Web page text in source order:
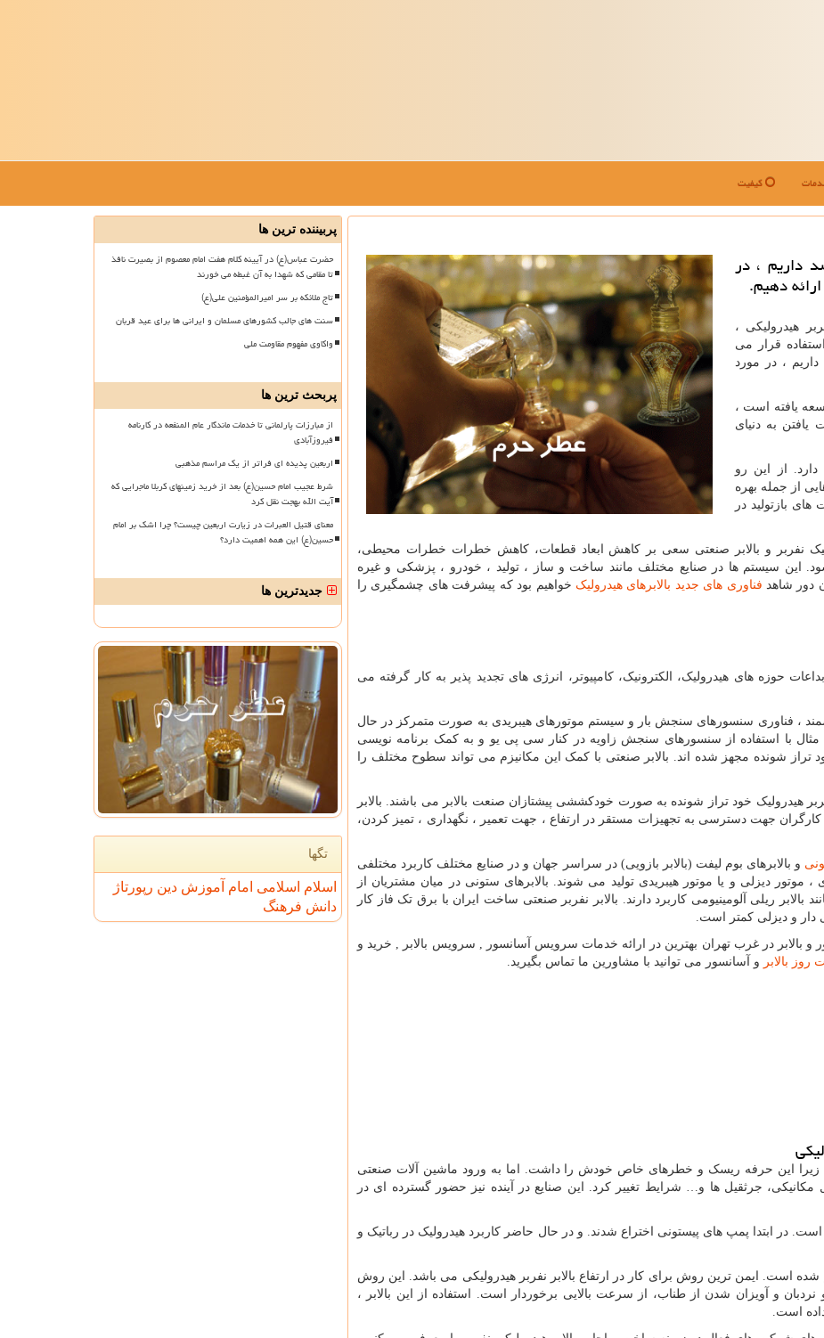
کیفیت
داریم ، در
دهیم.
هیدرولیکی ،
قرار می
داریم ، در مورد
یافته است ،
یافتن به دنیای
از این رو
از جمله بهره
بازتولید در
نفربر و بالابر صنعتی سعی بر کاهش ابعاد قطعات، کاهش خطرات خطرات محیطی،
این سیستم ها در صنایع مختلف مانند ساخت و ساز ، تولید ، خودرو ، پزشکی و غیره
دور شاهد فناوری های جدید بالابرهای هیدرولیک خواهیم بود که پیشرفت های چشمگیری را
حوزه های هیدرولیک، الکترونیک، کامپیوتر، انرژی های تجدید پذیر به کار گرفته می
، فناوری سنسورهای سنجش بار و سیستم موتورهای هیبریدی به صورت متمرکز در حال
مثال با استفاده از سنسورهای سنجش زاویه در کنار سی پی یو و به کمک برنامه نویسی
تراز شونده مجهز شده اند. بالابر صنعتی با کمک این مکانیزم می تواند سطوح مختلف را
هیدرولیک خود تراز شونده به صورت خودکششی پیشتازان صنعت بالابر می باشند. بالابر
کارگران جهت دسترسی به تجهیزات مستقر در ارتفاع ، جهت تعمیر ، نگهداری ، تمیز کردن،
و بالابرهای بوم لیفت (بالابر بازویی) در سراسر جهان و در صنایع مختلف کاربرد مختلفی
موتور دیزلی و یا موتور هیبریدی تولید می شوند. بالابرهای ستونی در میان مشتریان از
ریلی آلومینیومی کاربرد دارند. بالابر نفربر صنعتی ساخت ایران با برق تک فاز کار
دار و دیزلی کمتر است.
بالابر در غرب تهران بهترین در ارائه خدمات سرویس آسانسور , سرویس بالابر , خرید و
روز بالابر و آسانسور می توانید با مشاورین ما تماس بگیرید.
زیرا این حرفه ریسک و خطرهای خاص خودش را داشت. اما به ورود ماشین آلات صنعتی
مکانیکی، جرثقیل ها و… شرایط تغییر کرد. این صنایع در آینده نیز حضور گسترده ای در
در ابتدا پمپ های پیستونی اختراع شدند. و در حال حاضر کاربرد هیدرولیک در رباتیک و
است. ایمن ترین روش برای کار در ارتفاع بالابر نفربر هیدرولیکی می باشد. این روش
و آویزان شدن از طناب، از سرعت بالایی برخوردار است. استفاده از این بالابر ،
است.
پربیننده ترین ها
حضرت عباس(ع) در آیینه کلام هفت امام معصوم از بصیرت نافذ
تا مقامی که شهدا به آن غبطه می خورند
تاج ملائکه بر سر امیرالمؤمنین علی(ع)
سنت های جالب کشورهای مسلمان و ایرانی ها برای عید قربان
واکاوی مفهوم مقاومت ملی
پربحث ترین ها
از مبارزات پارلمانی تا خدمات ماندگار عام المنفعه در کارنامه
فیروزآبادی
اربعین پدیده ای فراتر از یک مراسم مذهبی
شرط عجیب امام حسین(ع) بعد از خرید زمینهای کربلا ماجرایی که
آیت الله بهجت نقل کرد
معنای قتیل العبرات در زیارت اربعین چیست؟ چرا اشک بر امام
حسین(ع) این همه اهمیت دارد؟
جدیدترین ها
تگها
اسلام اسلامی امام آموزش دین رپورتاژ
دانش فرهنگ